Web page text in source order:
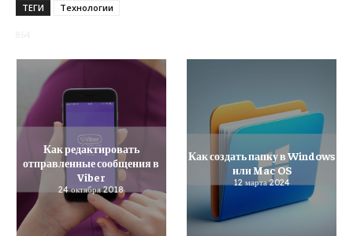
ТЕГИ Технологии
Как редактировать
отправленные сообщения в
Viber
24 октября 2018
Как создать папку в Windows
или Mac OS
12 марта 2024